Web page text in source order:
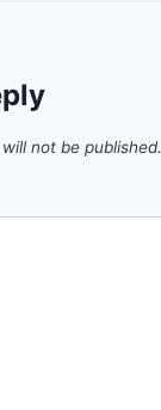
not be published.